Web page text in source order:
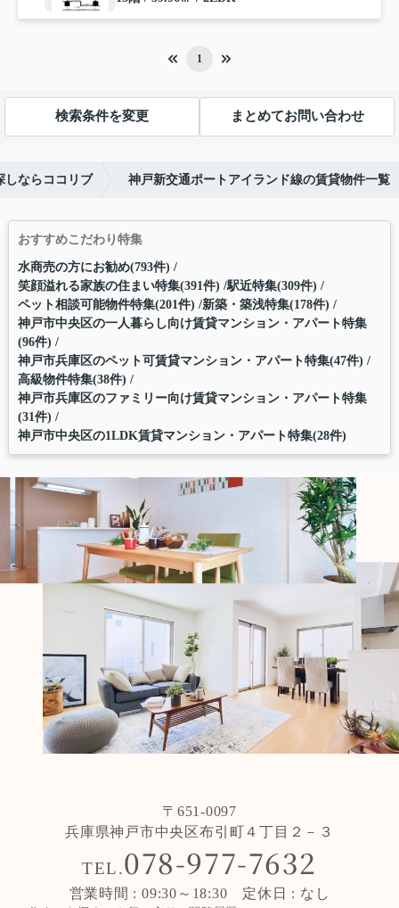
1
検索条件を変更 まとめてお問い合わせ
しならココリブ 神戸新交通ポートアイランド線の賃貸物件一覧
おすすめこだわり特集
水商売の方にお勧め(793件)
笑顔溢れる家族の住まい特集(391件) 駅近特集(309件)
ペット相談可能物件特集(201件) 新築・築浅特集(178件)
神戸市中央区の一人暮らし向け賃貸マンション・アパート特集
(96件)
神戸市兵庫区のペット可賃貸マンション・アパート特集(47件)
高級物件特集(38件)
神戸市兵庫区のファミリー向け賃貸マンション・アパート特集
(31件)
神戸市中央区の1LDK賃貸マンション・アパート特集(28件)
〒651-0097
兵庫県神戸市中央区布引町４丁目２－３
TEL.078-977-7632
営業時間 : 09:30～18:30 定休日 : なし